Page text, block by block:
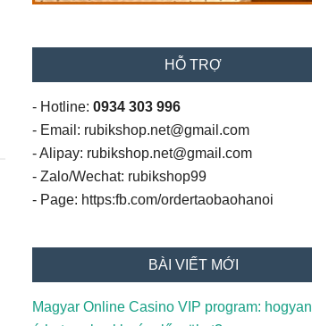
HỖ TRỢ
- Hotline: 0934 303 996
- Email: rubikshop.net@gmail.com
- Alipay: rubikshop.net@gmail.com
- Zalo/Wechat: rubikshop99
- Page: https:fb.com/ordertaobaohanoi
BÀI VIẾT MỚI
Magyar Online Casino VIP program: hogyan